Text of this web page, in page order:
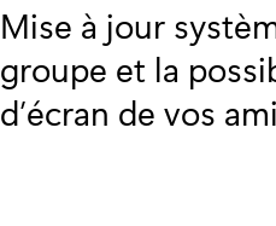
t
é
Mise à jour
groupe et la
d’écran de vos